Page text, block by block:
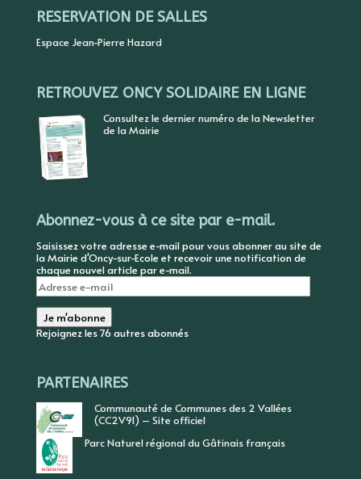
RESERVATION DE SALLES
Espace Jean-Pierre Hazard
RETROUVEZ ONCY SOLIDAIRE EN LIGNE
Consultez le dernier numéro de la Newsletter
de la Mairie
Abonnez-vous à ce site par e-mail.
Saisissez votre adresse e-mail pour vous abonner au site de
la Mairie d'Oncy-sur-Ecole et recevoir une notification de
chaque nouvel article par e-mail.
Adresse
e-
mail
Je m'abonne
Rejoignez les 76 autres abonnés
PARTENAIRES
Communauté de Communes des 2 Vallées
(CC2V91) – Site officiel
Parc Naturel régional du Gâtinais français